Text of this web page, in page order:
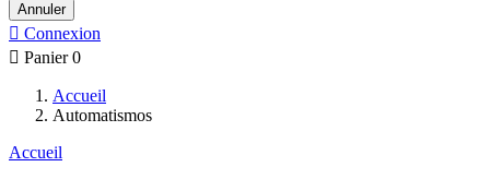
Annuler
 Connexion
 Panier 0
Accueil
Automatismos
Accueil